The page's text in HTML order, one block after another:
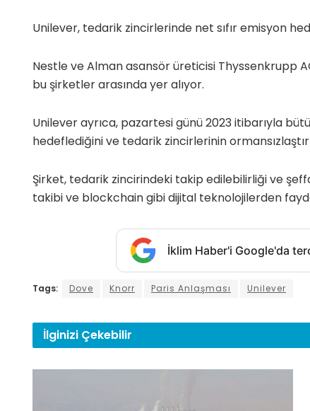
Unilever, tedarik zincirlerinde net sıfır emisyon
Nestle ve Alman asansör üreticisi Thyssenkrupp
bu şirketler arasında yer alıyor.
Unilever ayrıca, pazartesi günü 2023 itibarıyla
hedeflediğini ve tedarik zincirlerinin
Şirket, tedarik zincirindeki takip edilebilirliği ve
takibi ve blockchain gibi dijital teknolojilerden
İklim Haber'i Google'da
Tags: Dove Knorr Paris Anlaşması Unilever
İlginizi Çekebilir